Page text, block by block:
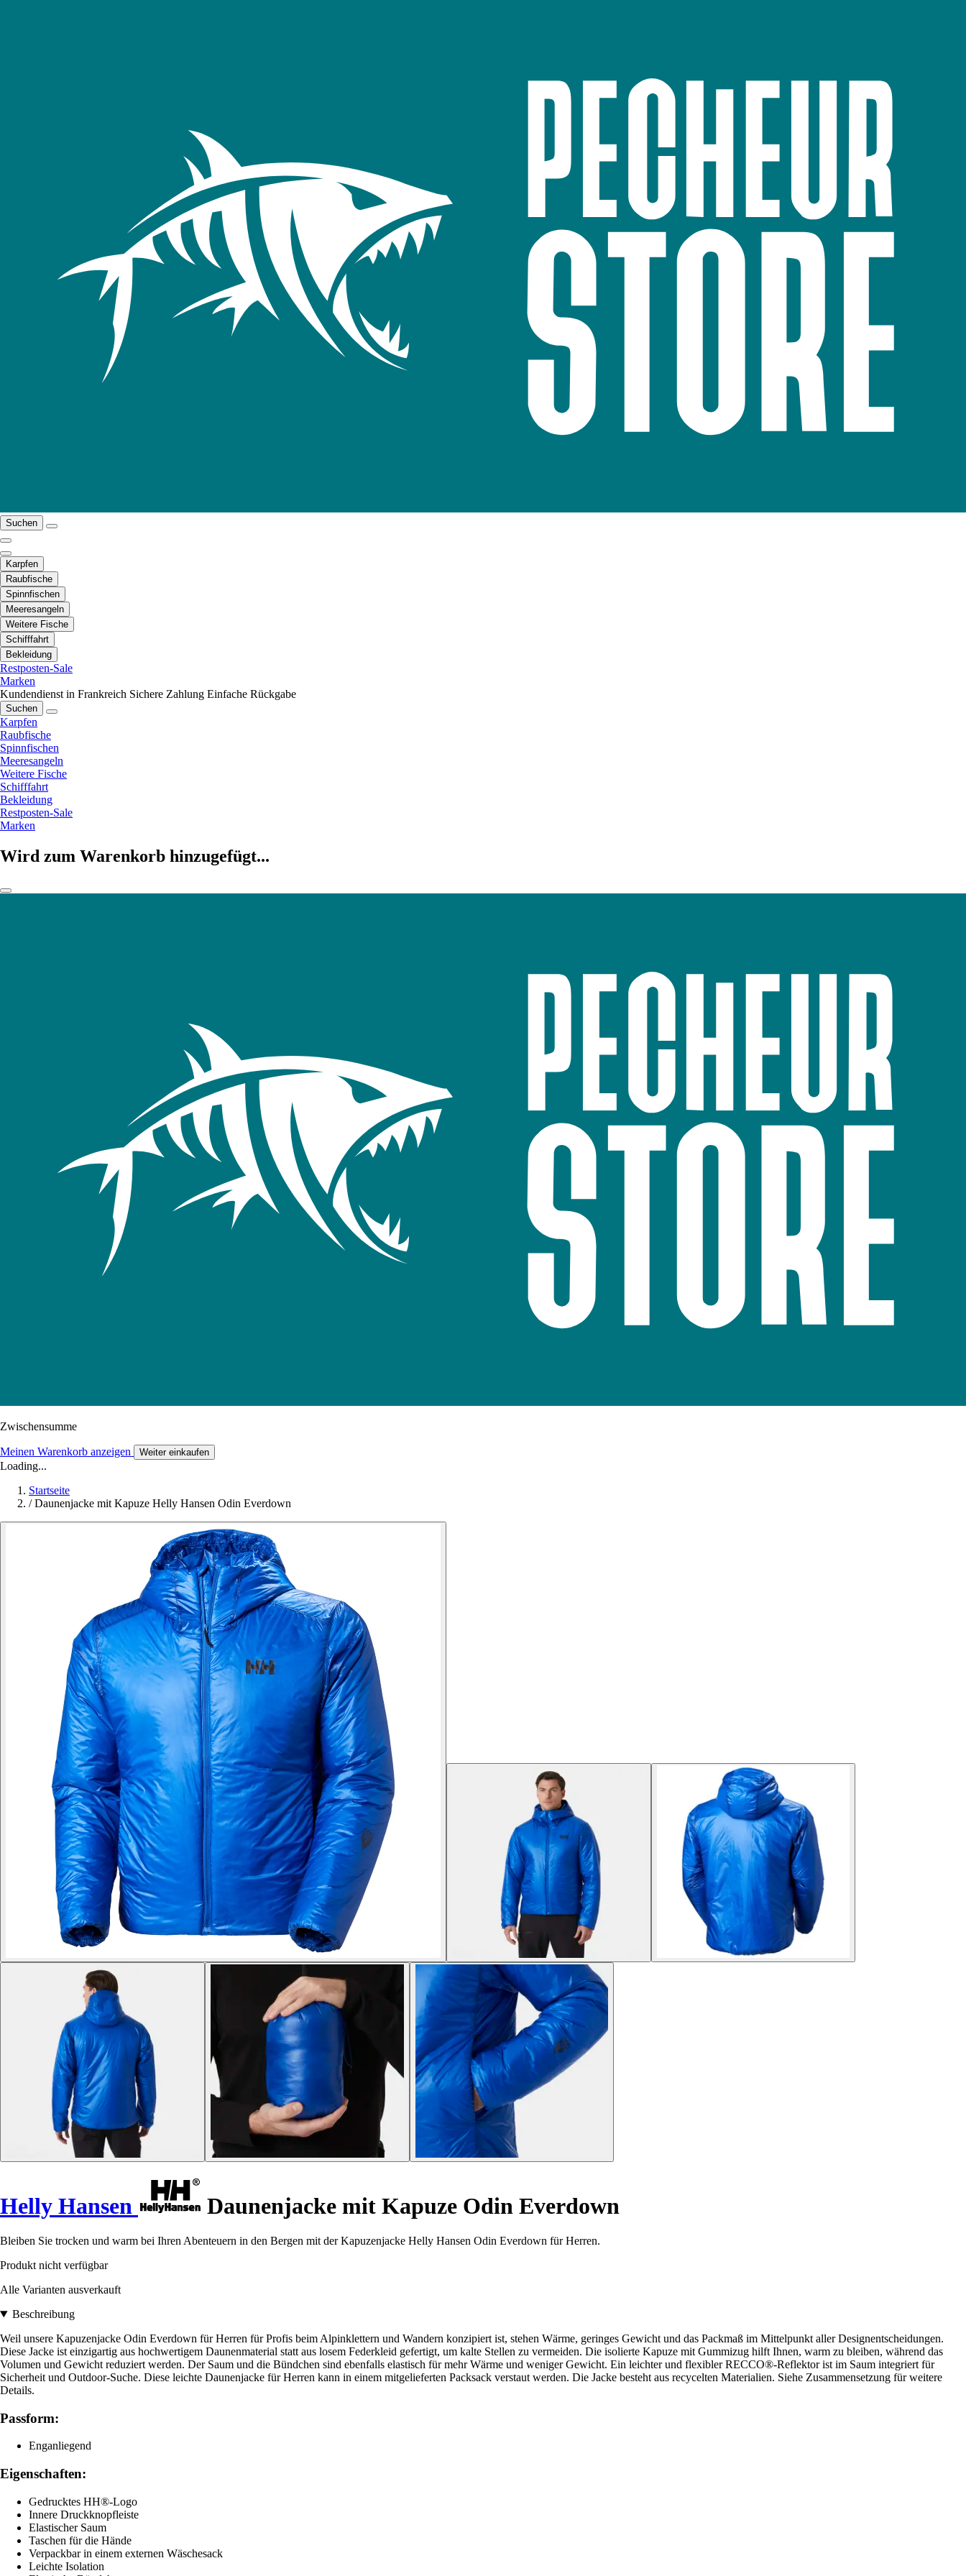
Suchen
Karpfen
Raubfische
Spinnfischen
Meeresangeln
Weitere Fische
Schifffahrt
Bekleidung
Restposten-Sale
Marken
Kundendienst in Frankreich Sichere Zahlung Einfache Rückgabe
Suchen
Karpfen
Raubfische
Spinnfischen
Meeresangeln
Weitere Fische
Schifffahrt
Bekleidung
Restposten-Sale
Marken
Wird zum Warenkorb hinzugefügt...
Zwischensumme
Meinen Warenkorb anzeigen Weiter einkaufen
Loading...
Startseite
/ Daunenjacke mit Kapuze Helly Hansen Odin Everdown
Helly Hansen Daunenjacke mit Kapuze Odin Everdown
Bleiben Sie trocken und warm bei Ihren Abenteuern in den Bergen mit der Kapuzenjacke Helly Hansen Odin Everdown für Herren.
Produkt nicht verfügbar
Alle Varianten ausverkauft
Beschreibung
Weil unsere Kapuzenjacke Odin Everdown für Herren für Profis beim Alpinklettern und Wandern konzipiert ist, stehen Wärme, geringes Gewicht und das Packmaß im Mittelpunkt aller Designentscheidungen.
Diese Jacke ist einzigartig aus hochwertigem Daunenmaterial statt aus losem Federkleid gefertigt, um kalte Stellen zu vermeiden. Die isolierte Kapuze mit Gummizug hilft Ihnen, warm zu bleiben, während das
Volumen und Gewicht reduziert werden. Der Saum und die Bündchen sind ebenfalls elastisch für mehr Wärme und weniger Gewicht. Ein leichter und flexibler RECCO®-Reflektor ist im Saum integriert für
Sicherheit und Outdoor-Suche. Diese leichte Daunenjacke für Herren kann in einem mitgelieferten Packsack verstaut werden. Die Jacke besteht aus recycelten Materialien. Siehe Zusammensetzung für weitere
Details.
Passform:
Enganliegend
Eigenschaften:
Gedrucktes HH®-Logo
Innere Druckknopfleiste
Elastischer Saum
Taschen für die Hände
Verpackbar in einem externen Wäschesack
Leichte Isolation